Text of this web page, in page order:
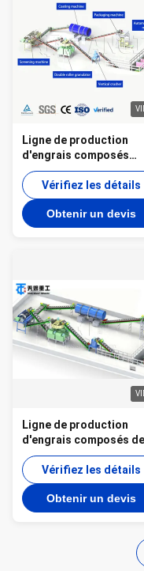
Ligne de production
d'engrais composés
offrant des
de granulation, de
séchage et de
refroidissement pour la
production de
Vérifiez les détails
Obtenir un devis
Ligne de production
d'engrais composés de
fumier de vache
Vérifiez les détails
Obtenir un devis